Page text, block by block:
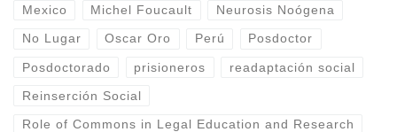
Mexico Michel Foucault Neurosis Noógena
No Lugar Oscar Oro Perú Posdoctor
Posdoctorado prisioneros readaptación social
Reinserción Social
Role of Commons in Legal Education and Research